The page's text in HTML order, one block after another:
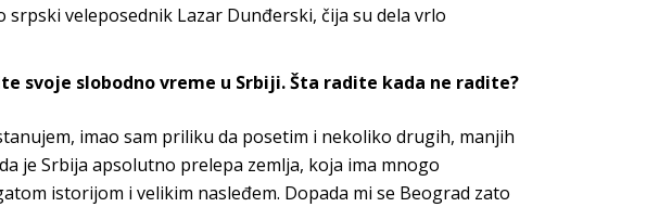
srpski veleposednik Lazar Dunđerski, čija su dela vrlo
svoje slobodno vreme u Srbiji. Šta radite kada ne radite?
imao sam priliku da posetim i nekoliko drugih, manjih
je Srbija apsolutno prelepa zemlja, koja ima mnogo
istorijom i velikim nasleđem. Dopada mi se Beograd zato